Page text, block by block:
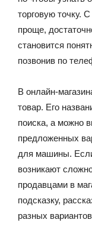
торговую точку.
проще,
становится
позвонив по
В онлайн-
товар. Его
поиска, а можно
предложенных
для машины.
возникают
продавцами в
подсказку,
разных